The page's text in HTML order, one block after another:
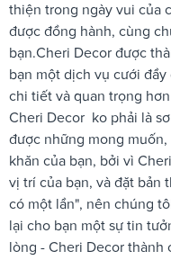
thiện trong ngày vui của
được đồng hành, cùng
bạn.Cheri Decor được
bạn một dịch vụ cưới
chi tiết và quan trọng
Cheri Decor ko phải là
được những mong
khăn của bạn, bởi vì
vị trí của bạn, và đặt bản
có một lần", nên chúng
lại cho bạn một sự tin
lòng - Cheri Decor thành